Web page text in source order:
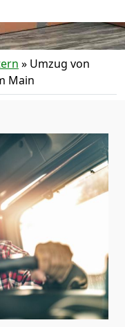
» Umzug von
Main